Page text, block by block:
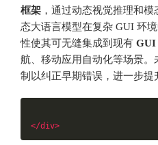
框架 ，通过动态视觉推理和
态大语言模型在复杂 GUI 环
性使其可无缝集成到现有 GUI
航、移动应用自动化等场景
制以纠正早期错误，进一步提
</div>